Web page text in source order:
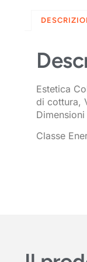
Estetica
di cottura,
Classe